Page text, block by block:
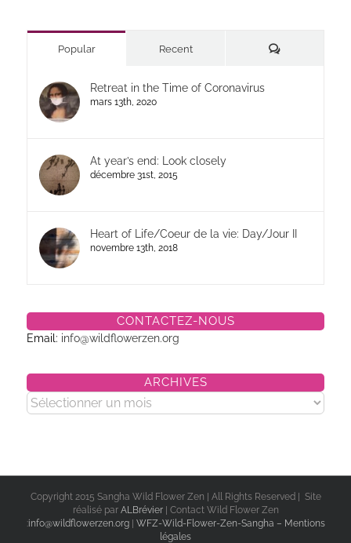
Popular Recent Commentaires
Retreat in the Time of Coronavirus
mars 13th, 2020
At year’s end: Look closely
décembre 31st, 2015
Heart of Life/Coeur de la vie: Day/Jour II
novembre 13th, 2018
CONTACTEZ-NOUS
Email: info@wildflowerzen.org
ARCHIVES
Archives
Copyright 2015 Sangha Wild Flower Zen | All Rights Reserved | Site
réalisé par ALBrévier
| Contact Wild Flower Zen
:info@wildflowerzen.org| WFZ-Wild-Flower-Zen-Sangha – Mentions
légales